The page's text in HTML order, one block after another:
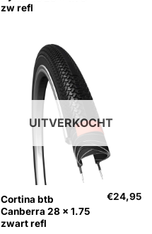
zw refl
UITVERKOCHT
Cortina btb
Canberra 28 x 1.75
zwart refl
€24,95